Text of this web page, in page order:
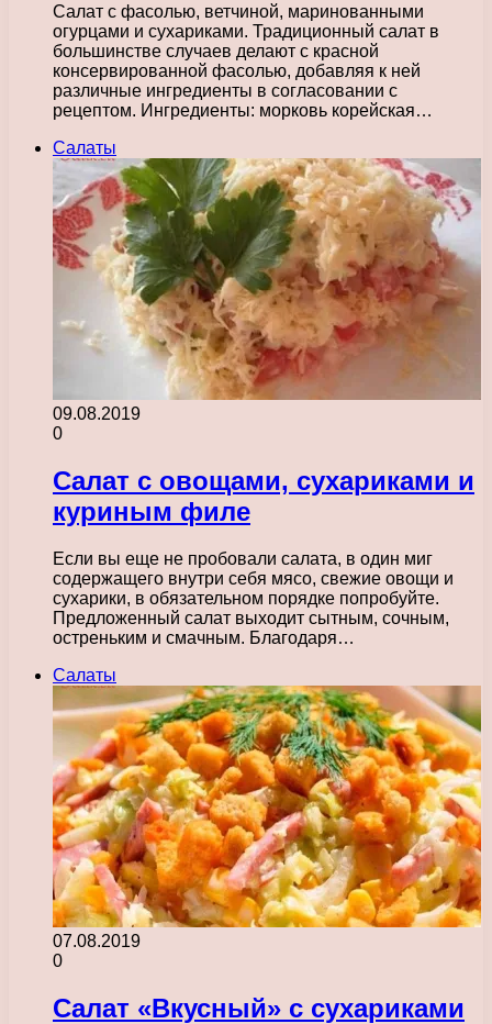
Салат с фасолью, ветчиной, маринованными
огурцами и сухариками. Традиционный салат в
большинстве случаев делают с красной
консервированной фасолью, добавляя к ней
различные ингредиенты в согласовании с
рецептом. Ингредиенты: морковь корейская…
Салаты
09.08.2019
0
Салат с овощами, сухариками и
куриным филе
Если вы еще не пробовали салата, в один миг
содержащего внутри себя мясо, свежие овощи и
сухарики, в обязательном порядке попробуйте.
Предложенный салат выходит сытным, сочным,
остреньким и смачным. Благодаря…
Салаты
07.08.2019
0
Салат «Вкусный» с сухариками